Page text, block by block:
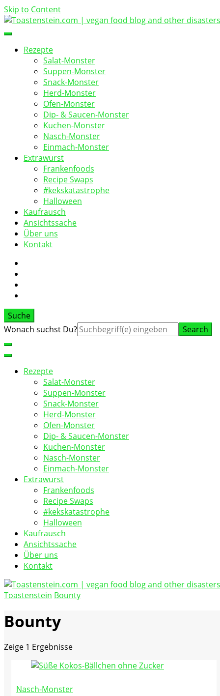
Skip to Content
Toastenstein.com
vegan food blog
Rezepte
Salat-Monster
Suppen-Monster
Snack-Monster
Herd-Monster
Ofen-Monster
Dip- & Saucen-Monster
Kuchen-Monster
Nasch-Monster
Einmach-Monster
Extrawurst
Frankenfoods
Recipe Swaps
#kekskatastrophe
Halloween
Kaufrausch
Ansichtssache
Über uns
Kontakt
Suche
Suche
Wonach suchst Du?
Rezepte
Salat-Monster
Suppen-Monster
Snack-Monster
Herd-Monster
Ofen-Monster
Dip- & Saucen-Monster
Kuchen-Monster
Nasch-Monster
Einmach-Monster
Extrawurst
Frankenfoods
Recipe Swaps
#kekskatastrophe
Halloween
Kaufrausch
Ansichtssache
Über uns
Kontakt
Toastenstein.com
Toastenstein Bounty
Bounty
Zeige 1 Ergebnisse
Nasch-Monster